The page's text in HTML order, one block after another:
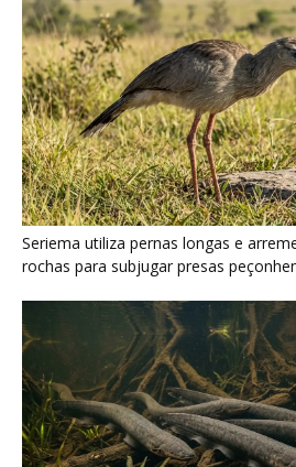
Seriema utiliza pernas longas e
rochas para subjugar presas